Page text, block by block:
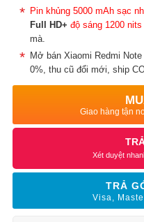
Pin khủng 5000 mAh sạc
Full HD+độ sáng 1200 nits
mà.
Mở bán Xiaomi Redmi
0%, thu cũ đổi mới, ship
Giao hàng tận
Xét duyệt
TRẢ
Visa,